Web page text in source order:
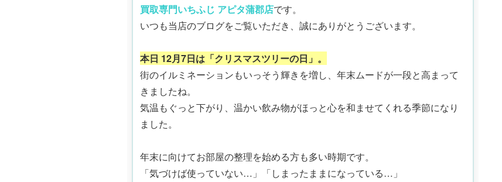
買取専門いちふじ アピタ蒲郡店です。
いつも当店のブログをご覧いただき、誠にありがとうございます。
本日 12月7日は「クリスマスツリーの日」。
街のイルミネーションもいっそう輝きを増し、年末ムードが一段と高まって
きましたね。
気温もぐっと下がり、温かい飲み物がほっと心を和ませてくれる季節になり
ました。
年末に向けてお部屋の整理を始める方も多い時期です。
「気づけば使っていない…」「しまったままになっている…」